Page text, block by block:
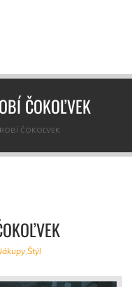
ČOKOĽVEK
ČOKOĽVEK
,Štýl